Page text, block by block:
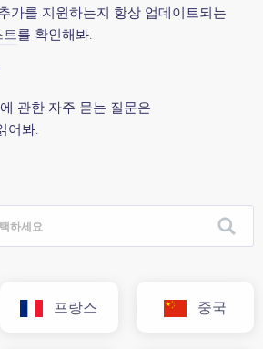
가를 지원하는지 항상 업데이트되는
를 확인해봐.
관한 자주 묻는 질문은
어봐.
프랑스 중국